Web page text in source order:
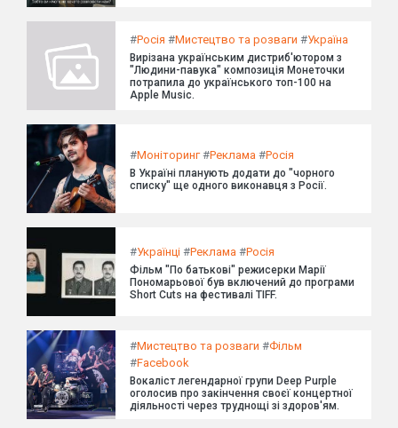
#Росія #Мистецтво та розваги #Україна
Вирізана українським дистриб'ютором з
"Людини-павука" композиція Монеточки
потрапила до українського топ-100 на
Apple Music.
#Моніторинг#Реклама #Росія
В Україні планують додати до "чорного
списку" ще одного виконавця з Росії.
#Українці #Реклама #Росія
Фільм "По батькові" режисерки Марії
Пономарьової був включений до програми
Short Cuts на фестивалі TIFF.
#Мистецтво та розваги #Фільм
#Facebook
Вокаліст легендарної групи Deep Purple
оголосив про закінчення своєї концертної
діяльності через труднощі зі здоров'ям.